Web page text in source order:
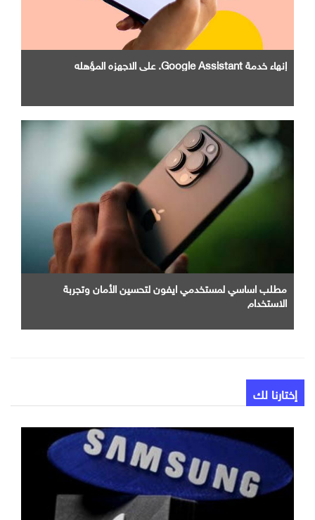
إنهاء خدمة Google Assistant. علي الاجهزه المؤهله
مطلب اساسي لمستخدمي ايفون لتحسين الأمان وتجربة
الاستخدام
إختارنا لك